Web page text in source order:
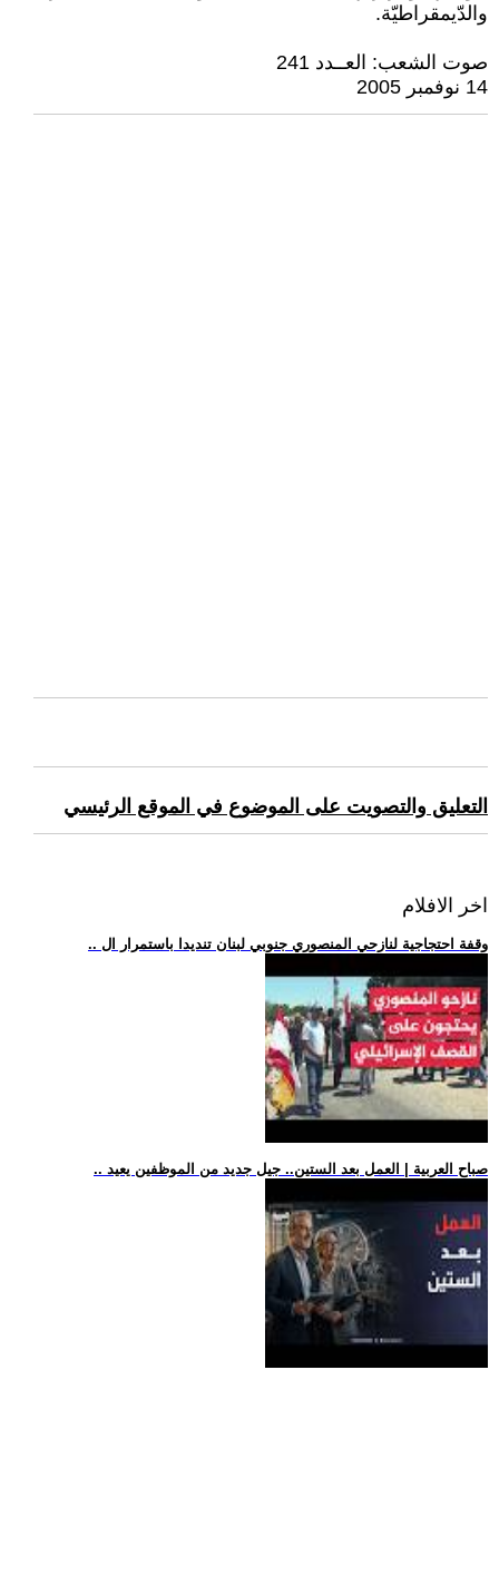
والدّيمقراطيّة.
صوت الشعب: العــدد 241
14 نوفمبر 2005
التعليق والتصويت على الموضوع في الموقع الرئيسي
اخر الافلام
.. وقفة احتجاجية لنازحي المنصوري جنوبي لبنان تنديدا باستمرار ال
.. صباح العربية | العمل بعد الستين.. جيل جديد من الموظفين يعيد